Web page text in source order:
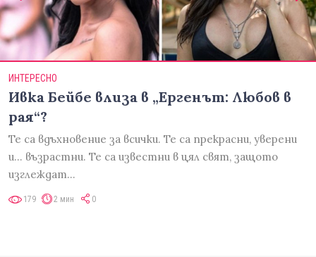
ИНТЕРЕСНО
Ивка Бейбе влиза в „Ергенът: Любов в
рая“?
Те са вдъхновение за всички. Те са прекрасни, уверени
и... възрастни. Те са известни в цял свят, защото
изглеждат…
179 2 мин 0